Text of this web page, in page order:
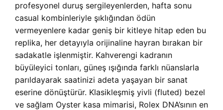
profesyonel duruş sergileyenlerden, hafta sonu
casual kombinleriyle şıklığından ödün
vermeyenlere kadar geniş bir kitleye hitap eden bu
replika, her detayıyla orijinaline hayran bırakan bir
sadakatle işlenmiştir. Kahverengi kadranın
büyüleyici tonları, güneş ışığında farklı nüanslarla
parıldayarak saatinizi adeta yaşayan bir sanat
eserine dönüştürür. Klasikleşmiş yivli (fluted) bezel
ve sağlam Oyster kasa mimarisi, Rolex DNA’sının en